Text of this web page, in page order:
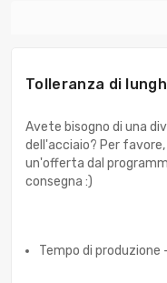
Tolleranza di
Avete bisogno di una
dell'acciaio? Per
un'offerta dal
consegna :)
Tempo di